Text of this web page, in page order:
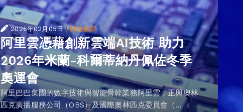
2026年02月05日 |科技創新
阿里雲憑藉創新雲端AI技術 助力
2026年米蘭-科爾蒂納丹佩佐冬季
奧運會
阿里巴巴集團的數字技術與智能骨幹業務阿里雲，正與奧林
匹克廣播服務公司（OBS）及國際奧林匹克委員會（...